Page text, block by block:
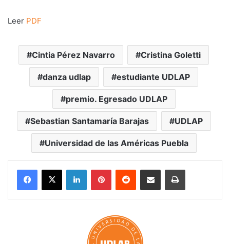
Leer PDF
Cintia Pérez Navarro Cristina Goletti
danza udlap estudiante UDLAP
premio. Egresado UDLAP
Sebastian Santamaría Barajas UDLAP
Universidad de las Américas Puebla
LinkedInPinterestReddit Share via Email Print